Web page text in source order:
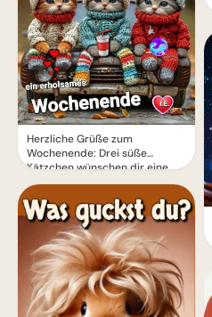
Herzliche Grüße zum
Wochenende: Drei süße
Kätzchen wünschen dir eine
erholsame Zeit